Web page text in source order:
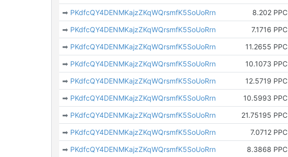
➡ PKdfcQY4DENMKajzZKqWQrsmfK5SoUoRrn
8.202 PPC
➡ PKdfcQY4DENMKajzZKqWQrsmfK5SoUoRrn
7.1716 PPC
➡ PKdfcQY4DENMKajzZKqWQrsmfK5SoUoRrn
11.2655 PPC
➡ PKdfcQY4DENMKajzZKqWQrsmfK5SoUoRrn
10.1073 PPC
➡ PKdfcQY4DENMKajzZKqWQrsmfK5SoUoRrn
12.5719 PPC
➡ PKdfcQY4DENMKajzZKqWQrsmfK5SoUoRrn
10.5993 PPC
➡ PKdfcQY4DENMKajzZKqWQrsmfK5SoUoRrn
21.75195 PPC
➡ PKdfcQY4DENMKajzZKqWQrsmfK5SoUoRrn
7.0712 PPC
➡ PKdfcQY4DENMKajzZKqWQrsmfK5SoUoRrn
8.3868 PPC